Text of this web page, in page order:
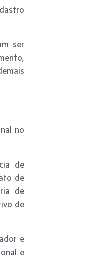
ser
no
de
de
de
de
e
e